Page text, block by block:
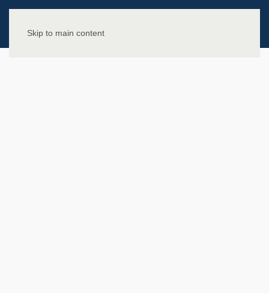
Skip to main content